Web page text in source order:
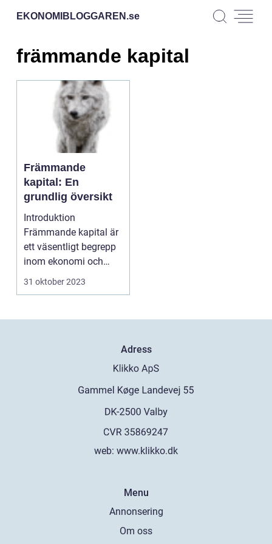
EKONOMIBLOGGAREN.se
främmande kapital
Främmande
kapital: En
grundlig översikt
Introduktion
Främmande kapital är
ett väsentligt begrepp
inom ekonomi och
finans, och det spelar
31 oktober 2023
Adress
web: www.klikko.dk
Menu
Annonsering
Om oss